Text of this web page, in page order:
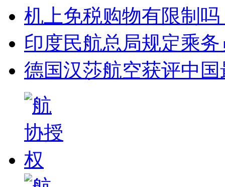
机上免税购物有限制吗
印度民航总局规定乘
德国汉莎航空获评中